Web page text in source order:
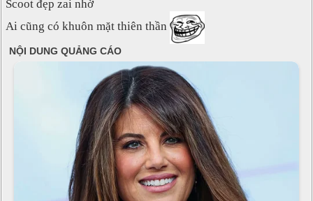
Scoot đẹp zai nhờ
Ai cũng có khuôn mặt thiên thần